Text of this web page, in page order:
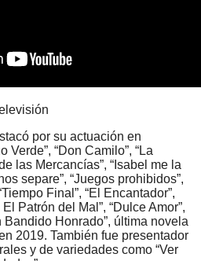
por su actuación en
Verde”, “Don Camilo”, “La
las Mercancías”, “Isabel me la
separe”, “Juegos prohibidos”,
Final”, “El Encantador”,
Patrón del Mal”, “Dulce Amor”,
Bandido Honrado”, última novela
2019. También fue presentador
y de variedades como “Ver